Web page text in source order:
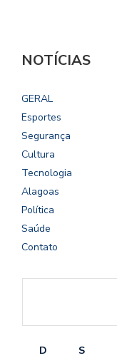
NOTÍCIAS
GERAL
Esportes
Segurança
Cultura
Tecnologia
Alagoas
Política
Saúde
Contato
D S